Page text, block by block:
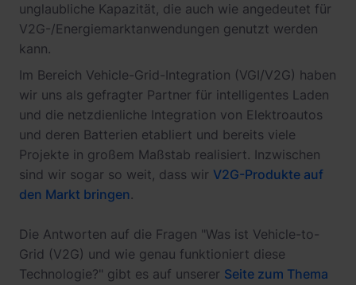
unglaubliche Kapazität, die auch wie angedeutet für
V2G-/Energiemarktanwendungen genutzt werden
kann.
Im Bereich Vehicle-Grid-Integration (VGI/V2G) haben
wir uns als gefragter Partner für intelligentes Laden
und die netzdienliche Integration von Elektroautos
und deren Batterien etabliert und bereits viele
Projekte in großem Maßstab realisiert. Inzwischen
sind wir sogar so weit, dass wir V2G-Produkte auf
den Markt bringen.
Die Antworten auf die Fragen "Was ist Vehicle-to-
Grid (V2G) und wie genau funktioniert diese
Technologie?" gibt es auf unserer Seite zum Thema